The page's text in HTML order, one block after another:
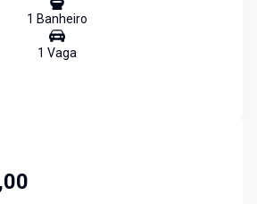
1 Banheiro
1 Vaga